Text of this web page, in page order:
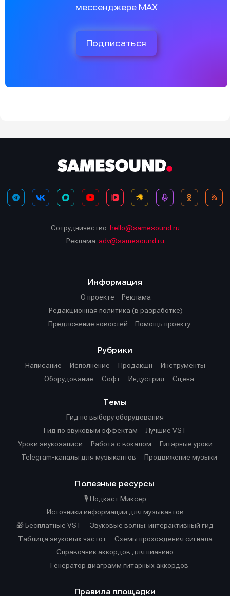
мессенджере MAX
Подписаться
Сотрудничество: hello@samesound.ru
Реклама: adv@samesound.ru
Информация
О проекте
Реклама
Редакционная политика (в разработке)
Предложение новостей
Помощь проекту
Рубрики
Написание
Исполнение Продакшн
Инструменты
Оборудование
Софт Индустрия Сцена
Темы
Гид по выбору оборудования
Гид по звуковым эффектам
Лучшие VST
Уроки звукозаписи
Работа с вокалом
Гитарные уроки
Telegram-каналы для музыкантов
Продвижение музыки
Полезные ресурсы
🎙️ Подкаст Миксер
Источники информации для музыкантов
🎁 Бесплатные VST
Звуковые волны: интерактивный гид
Таблица звуковых частот
Cхемы прохождения сигнала
Справочник аккордов для пианино
Генератор диаграмм гитарных аккордов
Правила площадки